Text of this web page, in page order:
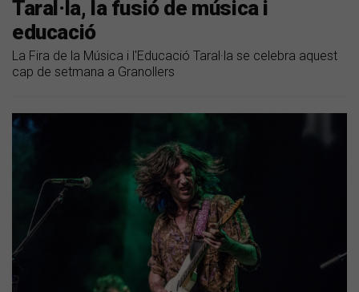
Taral·la, la fusió de música i
educació
La Fira de la Música i l'Educació Taral·la se celebra aquest
cap de setmana a Granollers